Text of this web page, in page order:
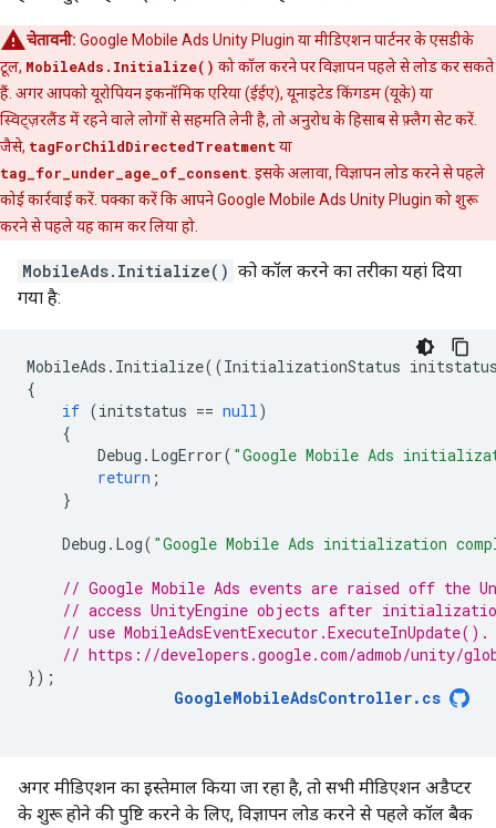
चेतावनी: Google Mobile Ads Unity Plugin या मीडिएशन पार्टनर के एसडीके
टूल, MobileAds.Initialize() को कॉल करने पर विज्ञापन पहले से लोड कर सकते
हैं. अगर आपको यूरोपियन इकनॉमिक एरिया (ईईए), यूनाइटेड किंगडम (यूके) या
स्विट्ज़रलैंड में रहने वाले लोगों से सहमति लेनी है, तो अनुरोध के हिसाब से फ़्लैग सेट करें.
जैसे, tagForChildDirectedTreatment या
tag_for_under_age_of_consent . इसके अलावा, विज्ञापन लोड करने से पहले
कोई कार्रवाई करें. पक्का करें कि आपनेGoogle Mobile Ads Unity Plugin को शुरू
करने से पहले यह काम कर लिया हो.
MobileAds.Initialize() को कॉल करने का तरीका यहां दिया
गया है:
MobileAds . Initialize((InitializationStatus
{
if (initstatus == null )
{
Debug . LogError( "Google Mobile Ads
return ;
}
Debug . Log( "Google Mobile Ads initialization
// Google Mobile Ads events are raised off the
// access UnityEngine objects after
// use
// https://developers.google.com/admob/unity/
});
GoogleMobileAdsController. cs
अगर मीडिएशन का इस्तेमाल किया जा रहा है, तो सभी मीडिएशन अडैप्टर
के शुरू होने की पुष्टि करने के लिए, विज्ञापन लोड करने से पहले कॉल बैक